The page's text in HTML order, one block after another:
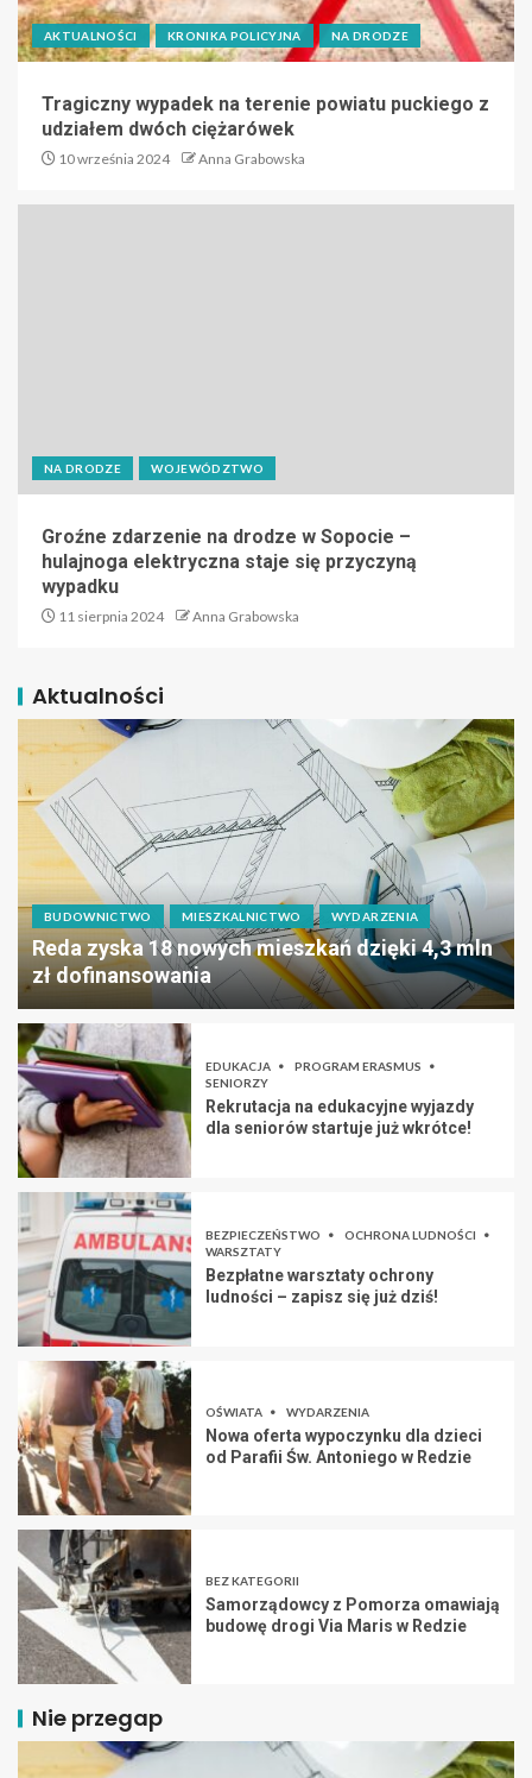
AKTUALNOŚCI KRONIKA POLICYJNA NA DRODZE
Tragiczny wypadek na terenie powiatu puckiego z
udziałem dwóch ciężarówek
10 września 2024 Anna Grabowska
NA DRODZE WOJEWÓDZTWO
Groźne zdarzenie na drodze w Sopocie –
hulajnoga elektryczna staje się przyczyną
wypadku
11 sierpnia 2024 Anna Grabowska
Aktualności
BUDOWNICTWO MIESZKALNICTWO WYDARZENIA
Reda zyska 18 nowych mieszkań dzięki 4,3 mln
zł dofinansowania
EDUKACJA
PROGRAM ERASMUS
SENIORZY
Rekrutacja na edukacyjne wyjazdy
dla seniorów startuje już wkrótce!
BEZPIECZEŃSTWO
OCHRONA LUDNOŚCI
WARSZTATY
Bezpłatne warsztaty ochrony
ludności – zapisz się już dziś!
OŚWIATA WYDARZENIA
Nowa oferta wypoczynku dla dzieci
od Parafii Św. Antoniego w Redzie
BEZ KATEGORII
Samorządowcy z Pomorza omawiają
budowę drogi Via Maris w Redzie
Nie przegap